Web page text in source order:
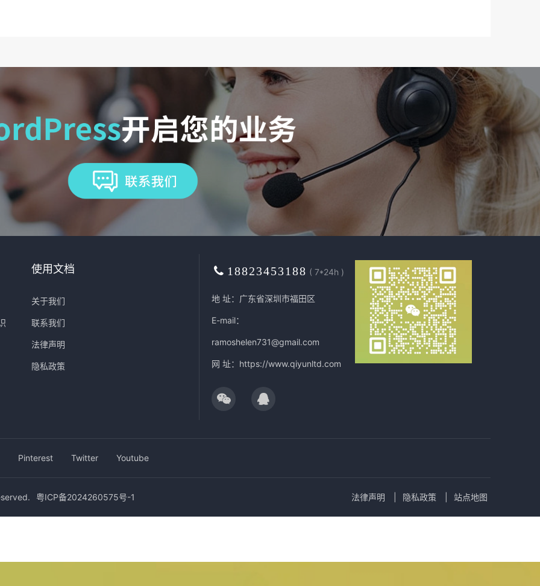
使用文档
关于我们
联系我们
法律声明
隐私政策
18823453188 ( 7*24h )
地 址：广东省深圳市福田区
E-mail：
ramoshelen731@gmail.com
网 址： https://www.qiyunltd.com
Pinterest Twitter Youtube
粤ICP备2024260575号-1 法律声明 隐私政策 站点地图